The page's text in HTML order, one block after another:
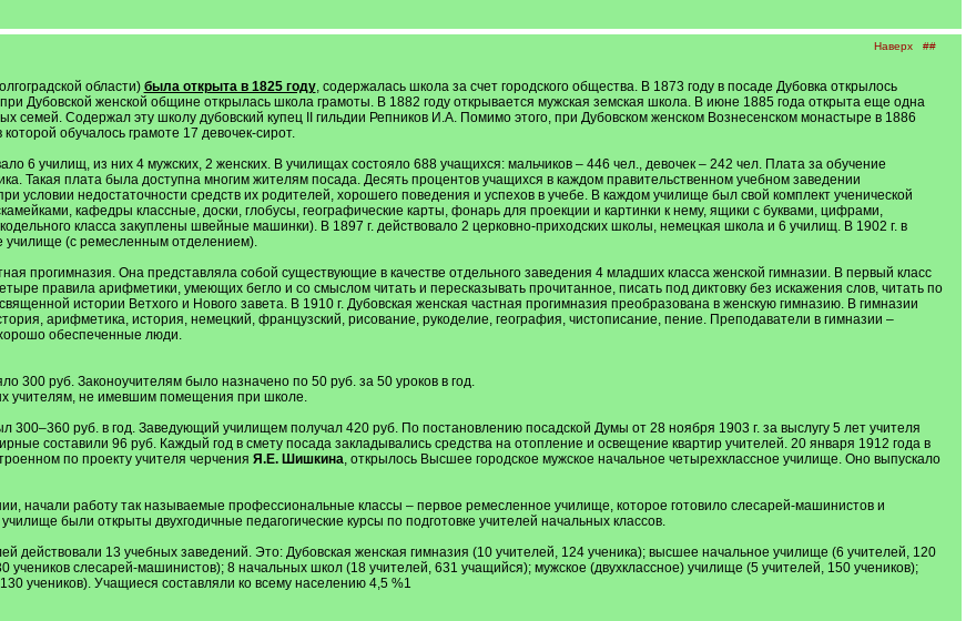
Наверх ##
области) была открыта в 1825 году, содержалась школа за счет городского общества. В 1873 году в посаде Дубовка открылось
Дубовской женской общине открылась школа грамоты. В 1882 году открывается мужская земская школа. В июне 1885 года открыта еще одна
семей. Содержал эту школу дубовский купец II гильдии Репников И.А. Помимо этого, при Дубовском женском Вознесенском монастыре в 1886
обучалось грамоте 17 девочек-сирот.
6 училищ, из них 4 мужских, 2 женских. В училищах состояло 688 учащихся: мальчиков – 446 чел., девочек – 242 чел. Плата за обучение
Такая плата была доступна многим жителям посада. Десять процентов учащихся в каждом правительственном учебном заведении
условии недостаточности средств их родителей, хорошего поведения и успехов в учебе. В каждом училище был свой комплект ученической
кафедры классные, доски, глобусы, географические карты, фонарь для проекции и картинки к нему, ящики с буквами, цифрами,
класса закуплены швейные машинки). В 1897 г. действовало 2 церковно-приходских школы, немецкая школа и 6 училищ. В 1902 г. в
училище (с ремесленным отделением).
прогимназия. Она представляла собой существующие в качестве отдельного заведения 4 младших класса женской гимназии. В первый класс
правила арифметики, умеющих бегло и со смыслом читать и пересказывать прочитанное, писать под диктовку без искажения слов, читать по
истории Ветхого и Нового завета. В 1910 г. Дубовская женская частная прогимназия преобразована в женскую гимназию. В гимназии
арифметика, история, немецкий, французский, рисование, рукоделие, география, чистописание, пение. Преподаватели в гимназии –
обеспеченные люди.
300 руб. Законоучителям было назначено по 50 руб. за 50 уроков в год.
учителям, не имевшим помещения при школе.
300–360 руб. в год. Заведующий училищем получал 420 руб. По постановлению посадской Думы от 28 ноября 1903 г. за выслугу 5 лет учителя
составили 96 руб. Каждый год в смету посада закладывались средства на отопление и освещение квартир учителей. 20 января 1912 года в
по проекту учителя черчения Я.Е. Шишкина, открылось Высшее городское мужское начальное четырехклассное училище. Оно выпускало
начали работу так называемые профессиональные классы – первое ремесленное училище, которое готовило слесарей-машинистов и
были открыты двухгодичные педагогические курсы по подготовке учителей начальных классов.
действовали 13 учебных заведений. Это: Дубовская женская гимназия (10 учителей, 124 ученика); высшее начальное училище (6 учителей, 120
учеников слесарей-машинистов); 8 начальных школ (18 учителей, 631 учащийся); мужское (двухклассное) училище (5 учителей, 150 учеников);
учеников). Учащиеся составляли ко всему населению 4,5 %1